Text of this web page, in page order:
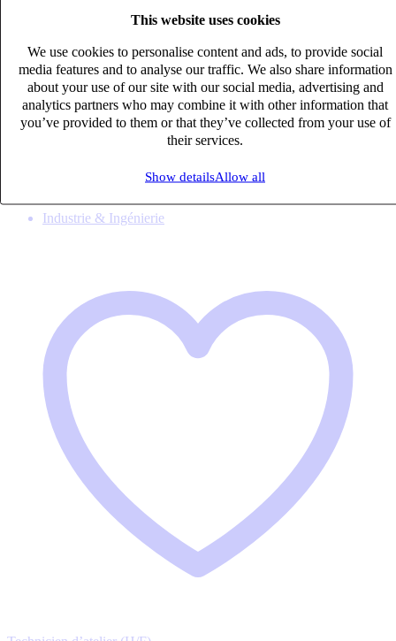
This website uses cookies
We use cookies to personalise content and ads, to provide social
media features and to analyse our traffic. We also share information
about your use of our site with our social media, advertising and
analytics partners who may combine it with other information that
you’ve provided to them or that they’ve collected from your use of
their services.
Show detailsAllow all
Technicien de Maintenance Confirmé (H/F)
Published on 06/08/2026
Industrie & Ingénierie